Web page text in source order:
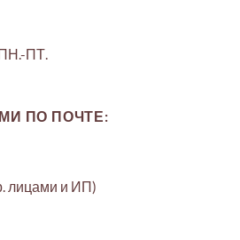
ПТ.
ПО ПОЧТЕ:
лицами и ИП)